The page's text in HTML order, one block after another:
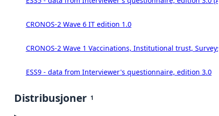
CRONOS-2 Wave 6 IT edition 1.0
CRONOS-2 Wave 1 Vaccinations, Institutional trust,
ESS9 - data from Interviewer's questionnaire, edition 3.0
Distribusjoner 1